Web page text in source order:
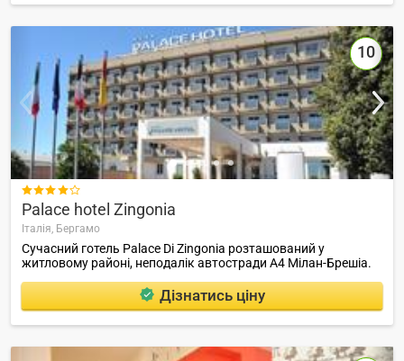
10

Palace hotel Zingonia
Італія, Бергамо
Сучасний готель Palace Di Zingonia розташований у
житловому районі, неподалік автостради А4 Мілан-Брешіа.
Дізнатись ціну